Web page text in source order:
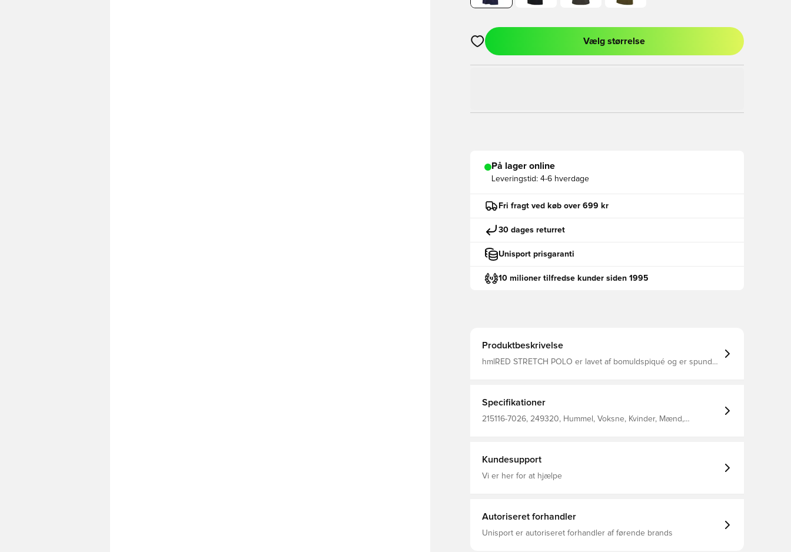
Åbner en Modal til at logge ind eller tilmelde dig som medlem
Vælg størrelse
På lager online
Leveringstid: 4-6 hverdage
Fri fragt ved køb over 699 kr
30 dages returret
Unisport prisgaranti
10 milioner tilfredse kunder siden 1995
Produktbeskrivelse
hmlRED STRETCH POLO er lavet af bomuldspiqué og er spundet
kontrastfarve ved kanten forneden.
Specifikationer
215116-7026, 249320, Hummel, Voksne, Kvinder, Mænd,
Kundesupport
Vi er her for at hjælpe
Autoriseret forhandler
Unisport er autoriseret forhandler af førende brands